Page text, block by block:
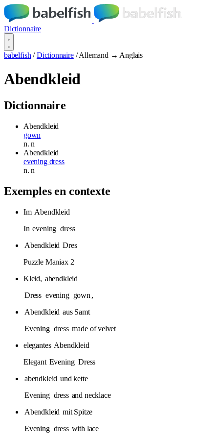
Dictionnaire
babelfish / Dictionnaire / Allemand → Anglais
Abendkleid
Dictionnaire
Abendkleid
gown
n.n
Abendkleid
evening dress
n.n
Exemples en contexte
Im Abendkleid
In evening dress
Abendkleid Dres
Puzzle Maniax 2
Kleid, abendkleid
Dress evening gown ,
Abendkleid aus Samt
Evening dress made of velvet
elegantes Abendkleid
Elegant Evening Dress
abendkleid und kette
Evening dress and necklace
Abendkleid mit Spitze
Evening dress with lace